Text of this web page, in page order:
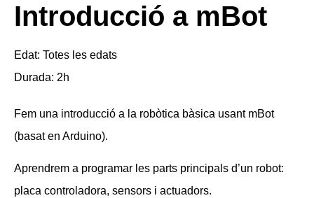
Introducció a mBot
Edat: Totes les edats
Durada: 2h
Fem una introducció a la robòtica bàsica usant mBot
(basat en Arduino).
Aprendrem a programar les parts principals d’un robot:
placa controladora, sensors i actuadors.